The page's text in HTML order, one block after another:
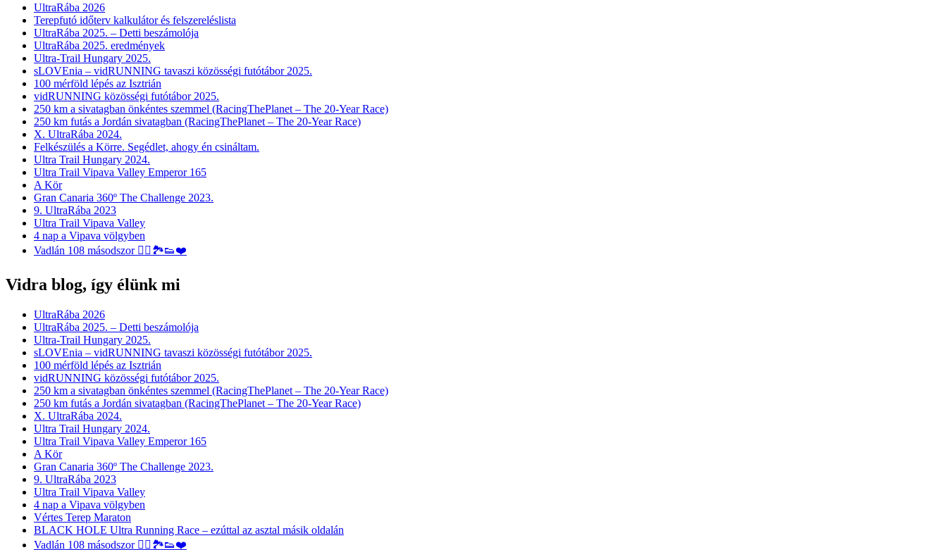
UltraRába 2026
Terepfutó időterv kalkulátor és felszereléslista
UltraRába 2025. – Detti beszámolója
UltraRába 2025. eredmények
Ultra-Trail Hungary 2025.
sLOVEnia – vidRUNNING tavaszi közösségi futótábor 2025.
100 mérföld lépés az Isztrián
vidRUNNING közösségi futótábor 2025.
250 km a sivatagban önkéntes szemmel (RacingThePlanet – The 20-Year Race)
250 km futás a Jordán sivatagban (RacingThePlanet – The 20-Year Race)
X. UltraRába 2024.
Felkészülés a Körre. Segédlet, ahogy én csináltam.
Ultra Trail Hungary 2024.
Ultra Trail Vipava Valley Emperor 165
A Kör
Gran Canaria 360º The Challenge 2023.
9. UltraRába 2023
Ultra Trail Vipava Valley
4 nap a Vipava völgyben
Vadlán 108 másodszor 🏃‍♀️🏞👟❤️
Vidra blog, így élünk mi
UltraRába 2026
UltraRába 2025. – Detti beszámolója
Ultra-Trail Hungary 2025.
sLOVEnia – vidRUNNING tavaszi közösségi futótábor 2025.
100 mérföld lépés az Isztrián
vidRUNNING közösségi futótábor 2025.
250 km a sivatagban önkéntes szemmel (RacingThePlanet – The 20-Year Race)
250 km futás a Jordán sivatagban (RacingThePlanet – The 20-Year Race)
X. UltraRába 2024.
Ultra Trail Hungary 2024.
Ultra Trail Vipava Valley Emperor 165
A Kör
Gran Canaria 360º The Challenge 2023.
9. UltraRába 2023
Ultra Trail Vipava Valley
4 nap a Vipava völgyben
Vértes Terep Maraton
BLACK HOLE Ultra Running Race – ezúttal az asztal másik oldalán
Vadlán 108 másodszor 🏃‍♀️🏞👟❤️